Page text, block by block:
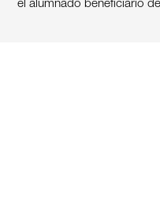
el alumnado beneficiario